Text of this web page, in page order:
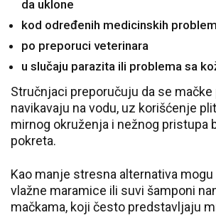
da uklone
kod određenih medicinskih
po preporuci veterinara
u slučaju parazita ili problema sa
Stručnjaci preporučuju da se
navikavaju na vodu, uz korišćenje
mirnog okruženja i nežnog pristupa
pokreta.
Kao manje stresna alternativa
vlažne maramice ili suvi šamponi
mačkama, koji često predstavljaju